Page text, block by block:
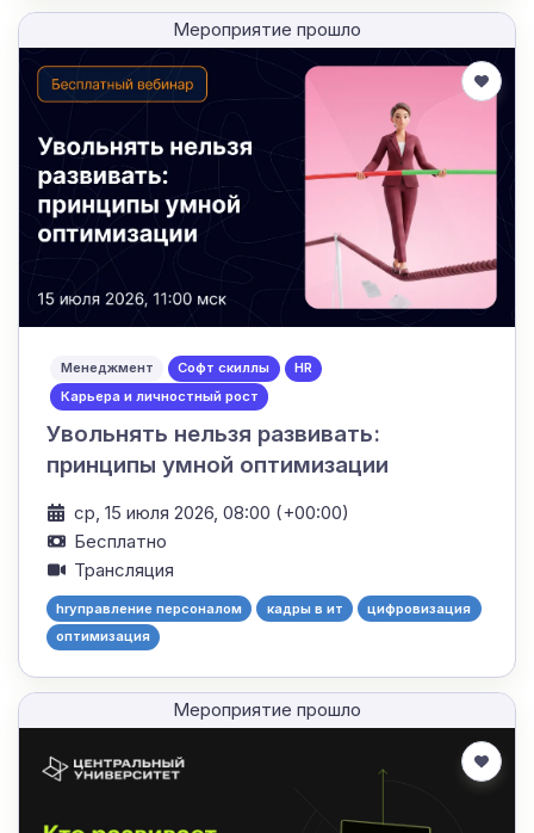
Мероприятие прошло
Менеджмент Софт скиллы
HR
Карьера и личностный рост
Увольнять нельзя развивать:
принципы умной оптимизации
ср, 15 июля 2026, 08:00 (+00:00)
Бесплатно
Трансляция
hrуправление персоналом кадры в ит
цифровизация
оптимизация
Мероприятие прошло